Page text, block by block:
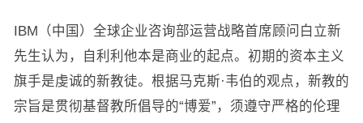
IBM（中国）全球企业咨询部运营战略首席顾问白立新
先生认为，自利利他本是商业的起点。初期的资本主义
旗手是虔诚的新教徒。根据马克斯·韦伯的观点，新教的
宗旨是贯彻基督教所倡导的“博爱”，须遵守严格的伦理